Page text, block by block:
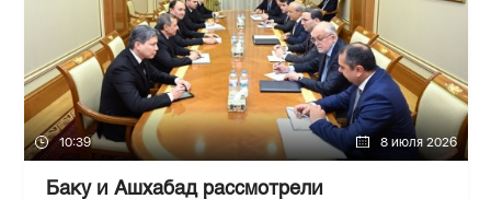
10:39 8 июля 2026
Баку и Ашхабад рассмотрели